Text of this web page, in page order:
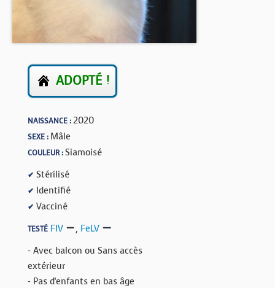
ADOPTÉ !
NAISSANCE :2020
SEXE : Mâle
COULEUR :Siamoisé
✔ Stérilisé
✔ Identifié
✔ Vacciné
TESTÉ FIV , FeLV
- Avec balcon ou Sans accès
extérieur
- Pas d'enfants en bas âge